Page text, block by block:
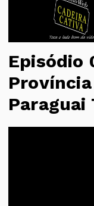
Episódio
Paraguai